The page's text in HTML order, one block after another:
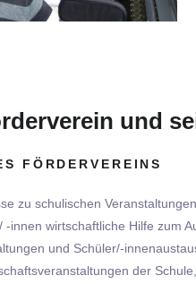
und
FÖRDERVEREINS
zu schulischen
-innen wirtschaftliche Hilfe zum
und Schüler/-
der